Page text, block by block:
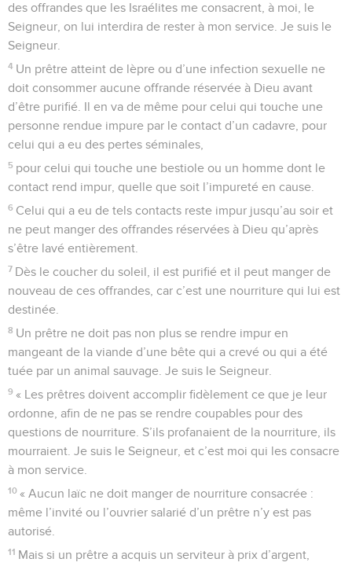
des offrandes que les Israélites me consacrent, à moi, le
Seigneur, on lui interdira de rester à mon service. Je suis le
Seigneur.
4 Un prêtre atteint de lèpre ou d’une infection sexuelle ne
doit consommer aucune offrande réservée à Dieu avant
d’être purifié. Il en va de même pour celui qui touche une
personne rendue impure par le contact d’un cadavre, pour
celui qui a eu des pertes séminales,
5 pour celui qui touche une bestiole ou un homme dont le
contact rend impur, quelle que soit l’impureté en cause.
6 Celui qui a eu de tels contacts reste impur jusqu’au soir et
ne peut manger des offrandes réservées à Dieu qu’après
s’être lavé entièrement.
7 Dès le coucher du soleil, il est purifié et il peut manger de
nouveau de ces offrandes, car c’est une nourriture qui lui est
destinée.
8 Un prêtre ne doit pas non plus se rendre impur en
mangeant de la viande d’une bête qui a crevé ou qui a été
tuée par un animal sauvage. Je suis le Seigneur.
9 « Les prêtres doivent accomplir fidèlement ce que je leur
ordonne, afin de ne pas se rendre coupables pour des
questions de nourriture. S’ils profanaient de la nourriture, ils
mourraient. Je suis le Seigneur, et c’est moi qui les consacre
à mon service.
10 « Aucun laïc ne doit manger de nourriture consacrée :
même l’invité ou l’ouvrier salarié d’un prêtre n’y est pas
autorisé.
11 Mais si un prêtre a acquis un serviteur à prix d’argent,